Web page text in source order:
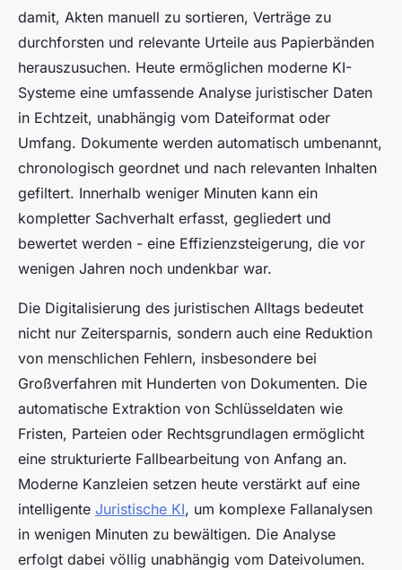
damit, Akten manuell zu sortieren, Verträge zu
durchforsten und relevante Urteile aus Papierbänden
herauszusuchen. Heute ermöglichen moderne KI-
Systeme eine umfassende Analyse juristischer Daten
in Echtzeit, unabhängig vom Dateiformat oder
Umfang. Dokumente werden automatisch umbenannt,
chronologisch geordnet und nach relevanten Inhalten
gefiltert. Innerhalb weniger Minuten kann ein
kompletter Sachverhalt erfasst, gegliedert und
bewertet werden - eine Effizienzsteigerung, die vor
wenigen Jahren noch undenkbar war.
Die Digitalisierung des juristischen Alltags bedeutet
nicht nur Zeitersparnis, sondern auch eine Reduktion
von menschlichen Fehlern, insbesondere bei
Großverfahren mit Hunderten von Dokumenten. Die
automatische Extraktion von Schlüsseldaten wie
Fristen, Parteien oder Rechtsgrundlagen ermöglicht
eine strukturierte Fallbearbeitung von Anfang an.
Moderne Kanzleien setzen heute verstärkt auf eine
intelligente Juristische KI, um komplexe Fallanalysen
in wenigen Minuten zu bewältigen. Die Analyse
erfolgt dabei völlig unabhängig vom Dateivolumen.